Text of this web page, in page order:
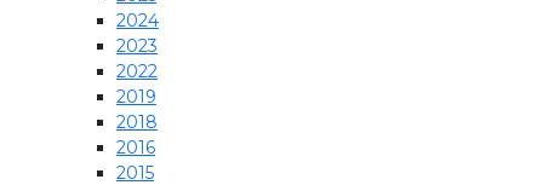
2024
2023
2022
2019
2018
2016
2015